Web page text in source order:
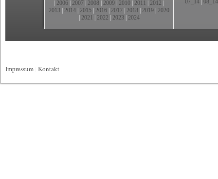
2006 2007 2008 2009 2010 2011 2012
2013 2014 2015 2016 2017 2018 2019 2020
2021 2022 2023| 2024
07_14 08_14
Impressum Kontakt